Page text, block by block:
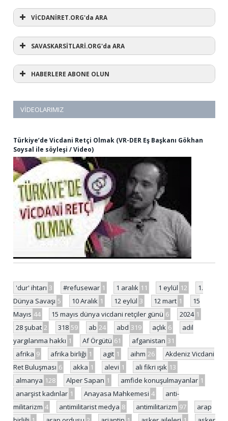
VİCDANİRET.ORG'da ARA
SAVASKARSİTLARİ.ORG'da ARA
HABERLERE ABONE OLUN
VIDEOLARIMIZ
Türkiye’de Vicdani Retçi Olmak (VR-DER Eş Başkanı Gökhan
Soysal ile söyleşi / Video)
'dur' ihtarı 3 #refusewar 1 1 aralık 11 1 eylül 12
1.
Dünya Savaşı 5 10 Aralık 1 12 eylül 3 12 mart 1
15
Mayıs 44 15 mayıs dünya vicdani retçiler günü 6 2024 1
28 şubat 2 318 59 ab 24 abd 319 açlık 6
adil
yargılanma hakkı 1 Af Örgütü 61 afganistan 31
afrika 9 afrika birliği 1 agit 1 aihm 26
Akdeniz Vicdani
Ret Buluşması 6 akka 1 alevi 1 ali fikri ışık 13
almanya 128 Alper Sapan 1 amfide konuşulmayanlar 1
anarşist kadınlar 1 Anayasa Mahkemesi 4
anti-
militarizm 4 antimilitarist medya 8 antimilitarizm 97
arap